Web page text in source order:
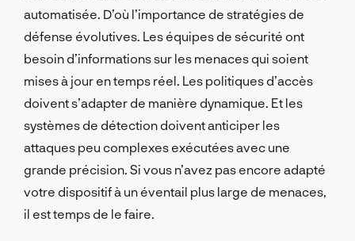
automatisée. D’où l’importance de stratégies de
défense évolutives. Les équipes de sécurité ont
besoin d’informations sur les menaces qui soient
mises à jour en temps réel. Les politiques d’accès
doivent s’adapter de manière dynamique. Et les
systèmes de détection doivent anticiper les
attaques peu complexes exécutées avec une
grande précision. Si vous n’avez pas encore adapté
votre dispositif à un éventail plus large de menaces,
il est temps de le faire.